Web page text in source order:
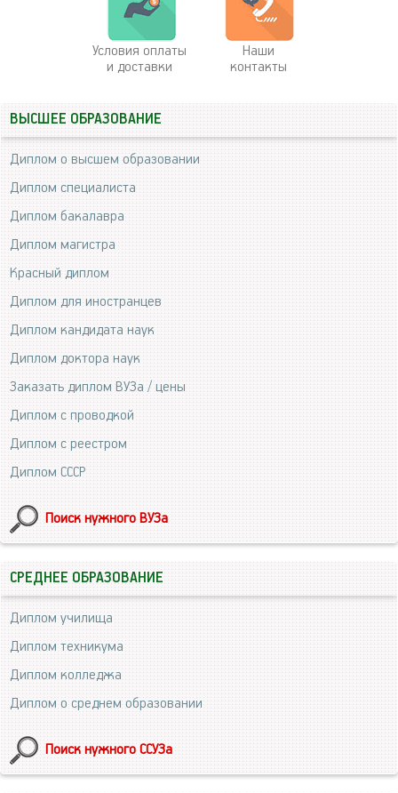
Условия оплаты
и доставки
Наши
контакты
ВЫСШЕЕ ОБРАЗОВАНИЕ
Диплом о высшем образовании
Диплом специалиста
Диплом бакалавра
Диплом магистра
Красный диплом
Диплом для иностранцев
Диплом кандидата наук
Диплом доктора наук
Заказать диплом ВУЗа / цены
Диплом с проводкой
Диплом с реестром
Диплом СССР
Поиск нужного ВУЗа
СРЕДНЕЕ ОБРАЗОВАНИЕ
Диплом училища
Диплом техникума
Диплом колледжа
Диплом о среднем образовании
Поиск нужного ССУЗа